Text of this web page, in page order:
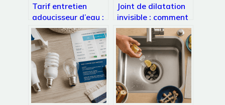
Tarif entretien
adoucisseur d’eau :
comprendre les prix
et faire les bons
choix
Joint de dilatation
invisible : comment
allier esthétique
parfaite et intégrité
structurelle des sols